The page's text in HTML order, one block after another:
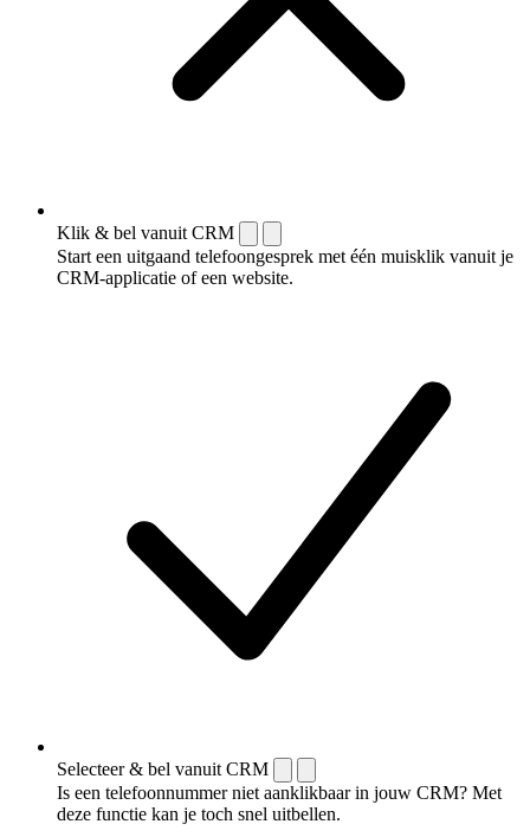
Klik & bel vanuit CRM
Start een uitgaand telefoongesprek met één muisklik vanuit je
CRM-applicatie of een website.
Selecteer & bel vanuit CRM
Is een telefoonnummer niet aanklikbaar in jouw CRM? Met
deze functie kan je toch snel uitbellen.